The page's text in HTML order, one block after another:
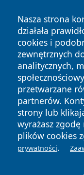
Nasza strona
działała
cookies i
zewnętrznych
analitycznych,
przetwarzane
partnerów.
strony lub
wyrażasz
plików cookies
prywatności.
Copyright © 2026
zastrzeżone.
News Autorzy